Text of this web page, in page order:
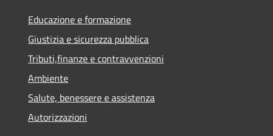
Educazione e formazione
Giustizia e sicurezza pubblica
Tributi,finanze e contravvenzioni
Ambiente
Salute, benessere e assistenza
Autorizzazioni